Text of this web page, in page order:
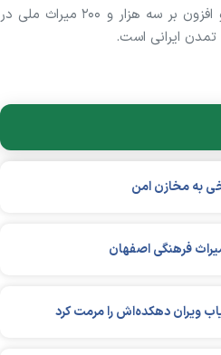
فارس با ۱۳ میراث ثبت جهانی و افزون بر سه هزار و ۲۰۰ میراث ملی در
فرهنگی اصفهان
ویران‌ دهکده‌اش را مرمت کرد